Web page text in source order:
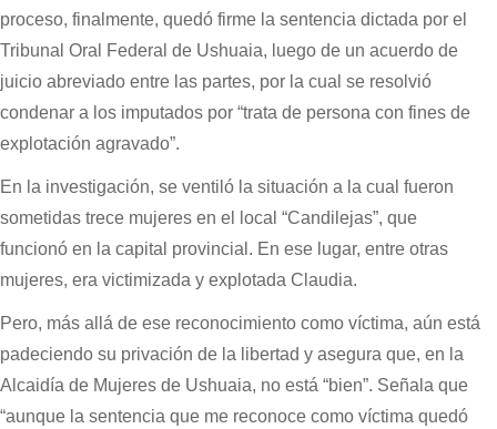
proceso, finalmente, quedó firme la sentencia dictada por el
Tribunal Oral Federal de Ushuaia, luego de un acuerdo de
juicio abreviado entre las partes, por la cual se resolvió
condenar a los imputados por “trata de persona con fines de
explotación agravado”.
En la investigación, se ventiló la situación a la cual fueron
sometidas trece mujeres en el local “Candilejas”, que
funcionó en la capital provincial. En ese lugar, entre otras
mujeres, era victimizada y explotada Claudia.
Pero, más allá de ese reconocimiento como víctima, aún está
padeciendo su privación de la libertad y asegura que, en la
Alcaidía de Mujeres de Ushuaia, no está “bien”. Señala que
“aunque la sentencia que me reconoce como víctima quedó